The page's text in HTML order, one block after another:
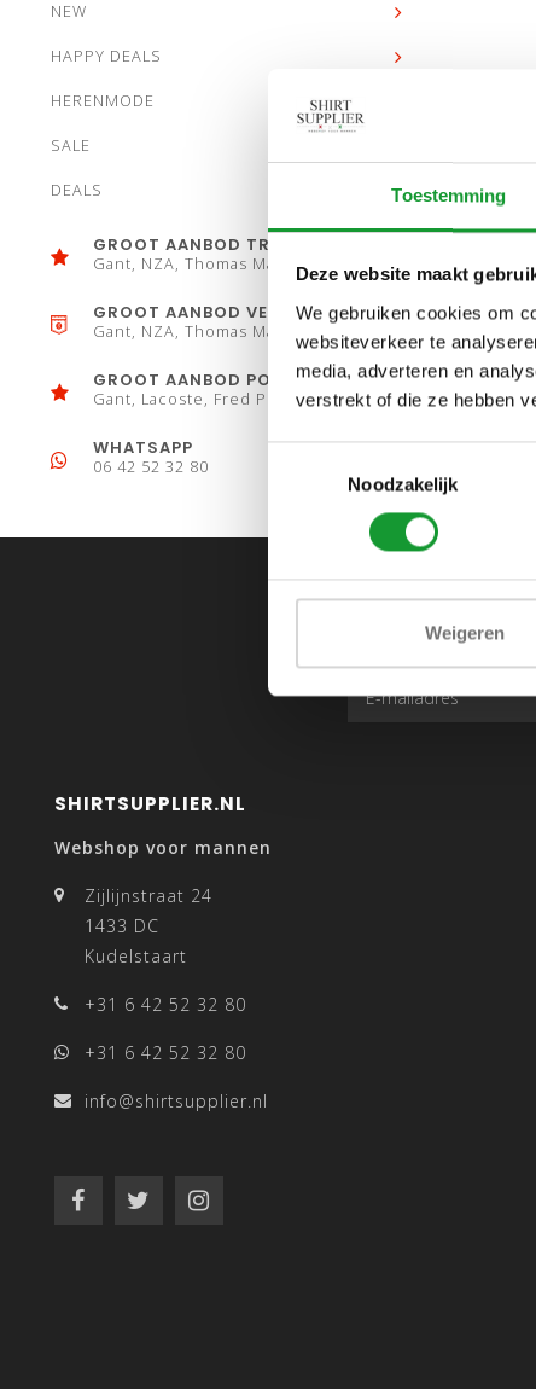
Toestemming
Deze website maakt
We gebruiken cookies om
websiteverkeer te
media, adverteren en
verstrekt of die ze hebben
Noodzakelijk
Weigeren
NEW
HAPPY DEALS
HERENMODE
SALE
DEALS
GROOT AANBOD TRUIEN
Gant, NZA, Thomas Maine
GROOT AANBOD VESTEN
Gant, NZA, Thomas Maine
GROOT AANBOD POLO´S
Gant, Lacoste, Fred Perry
WHATSAPP
06 42 52 32 80
SHIRTSUPPLIER.NL
Webshop voor mannen
Zijlijnstraat 24
1433 DC
Kudelstaart
+31 6 42 52 32 80
+31 6 42 52 32 80
info@shirtsupplier.nl